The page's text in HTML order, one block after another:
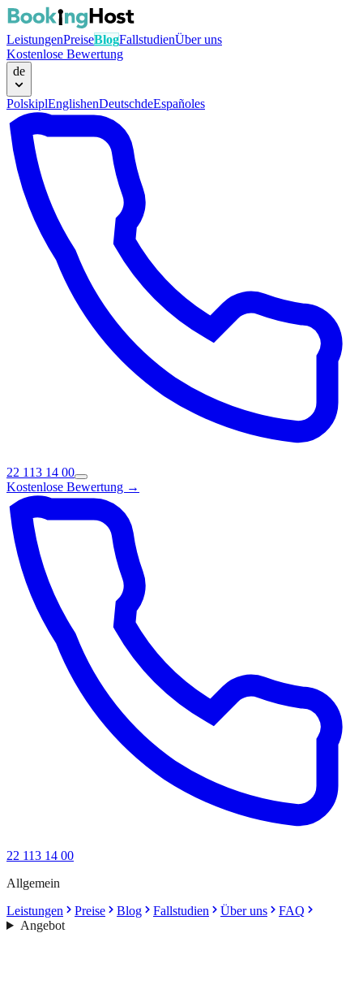
LeistungenPreiseBlogFallstudienÜber uns
Kostenlose Bewertung
de
PolskiplEnglishenDeutschdeEspañoles
22 113 14 00
Kostenlose Bewertung →
22 113 14 00
Allgemein
Leistungen
Preise Blog Fallstudien Über uns
FAQ
Angebot